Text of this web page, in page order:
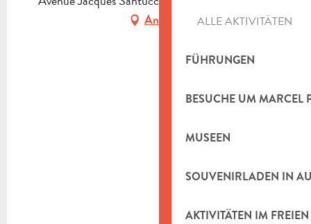
ALLE AKTIVITÄTEN
FÜHRUNGEN
BESUCHE UM MARCEL
MUSEEN
SOUVENIRLADEN IN
AKTIVITÄTEN IM FREIEN
Anfahrt